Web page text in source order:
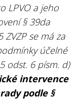
LPVO a jeho
§ 39da
ZVZP se má za
účelné
odst. 6 písm. d)
intervence
podle §